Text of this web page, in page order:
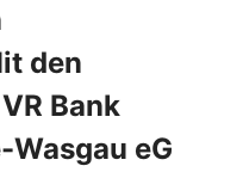
den
Bank
eG